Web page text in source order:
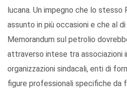
lucana. Un impegno che lo stesso
assunto in più occasioni e che al
Memorandum sul petrolio
attraverso intese tra associazioni
organizzazioni sindacali, enti di
figure professionali specifiche da